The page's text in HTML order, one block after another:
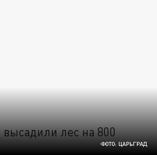
ФОТО: ЦАРЬГРАД